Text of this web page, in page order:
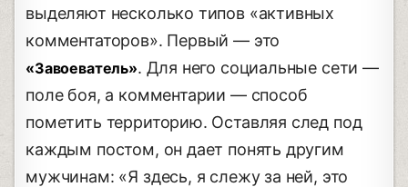
выделяют несколько типов «активных
комментаторов». Первый — это
«Завоеватель». Для него социальные сети —
поле боя, а комментарии — способ
пометить территорию. Оставляя след под
каждым постом, он дает понять другим
мужчинам: «Я здесь, я слежу за ней, это